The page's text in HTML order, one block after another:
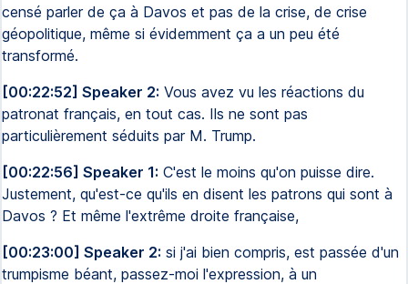
censé parler de ça à Davos et pas de la crise, de crise
géopolitique, même si évidemment ça a un peu été
transformé.
[00:22:52] Speaker 2: Vous avez vu les réactions du
patronat français, en tout cas. Ils ne sont pas
particulièrement séduits par M. Trump.
[00:22:56] Speaker 1: C'est le moins qu'on puisse dire.
Justement, qu'est-ce qu'ils en disent les patrons qui sont à
Davos ? Et même l'extrême droite française,
[00:23:00] Speaker 2: si j'ai bien compris, est passée d'un
trumpisme béant, passez-moi l'expression, à un